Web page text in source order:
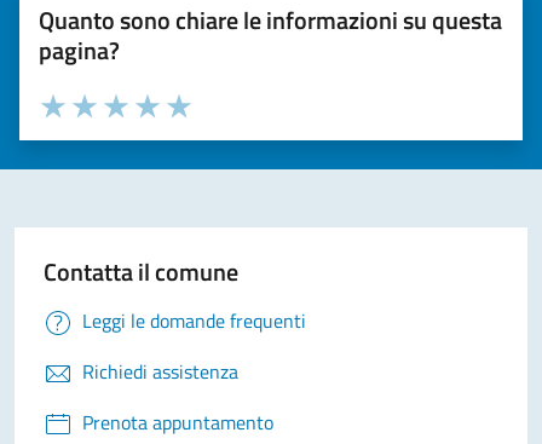
Quanto sono chiare le informazioni su questa
pagina?
Valuta la chiarezza delle informazioni (da 1 a 5 stelle)
Seleziona il numero di stelle per valutare la chiarezza delle
Valuta 5 stelle su 5
Valuta 4 stelle su 5
Valuta 3 stelle su 5
Valuta 2 stelle su 5
Valuta 1 stelle su 5
Contatta il comune
Leggi le domande frequenti
Richiedi assistenza
Prenota appuntamento